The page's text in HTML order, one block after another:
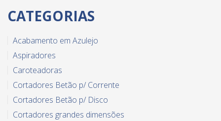
CATEGORIAS
Acabamento em Azulejo
Aspiradores
Caroteadoras
Cortadores Betão p/ Corrente
Cortadores Betão p/ Disco
Cortadores grandes dimensões